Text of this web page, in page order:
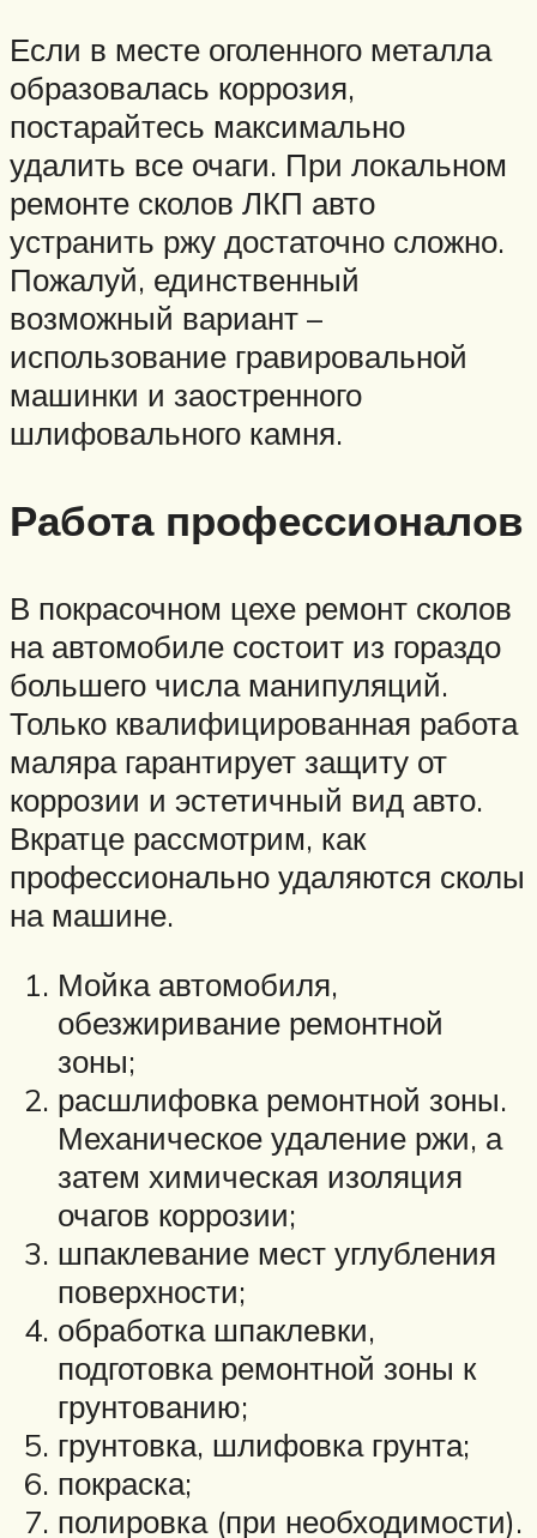
Если в месте оголенного металла
образовалась коррозия,
постарайтесь максимально
удалить все очаги. При локальном
ремонте сколов ЛКП авто
устранить ржу достаточно сложно.
Пожалуй, единственный
возможный вариант –
использование гравировальной
машинки и заостренного
шлифовального камня.
Работа профессионалов
В покрасочном цехе ремонт сколов
на автомобиле состоит из гораздо
большего числа манипуляций.
Только квалифицированная работа
маляра гарантирует защиту от
коррозии и эстетичный вид авто.
Вкратце рассмотрим, как
профессионально удаляются сколы
на машине.
Мойка автомобиля,
обезжиривание ремонтной
зоны;
расшлифовка ремонтной зоны.
Механическое удаление ржи, а
затем химическая изоляция
очагов коррозии;
шпаклевание мест углубления
поверхности;
обработка шпаклевки,
подготовка ремонтной зоны к
грунтованию;
грунтовка, шлифовка грунта;
покраска;
полировка (при необходимости).